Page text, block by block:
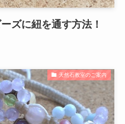
ズに紐を通す方法！
天然石教室のご案内